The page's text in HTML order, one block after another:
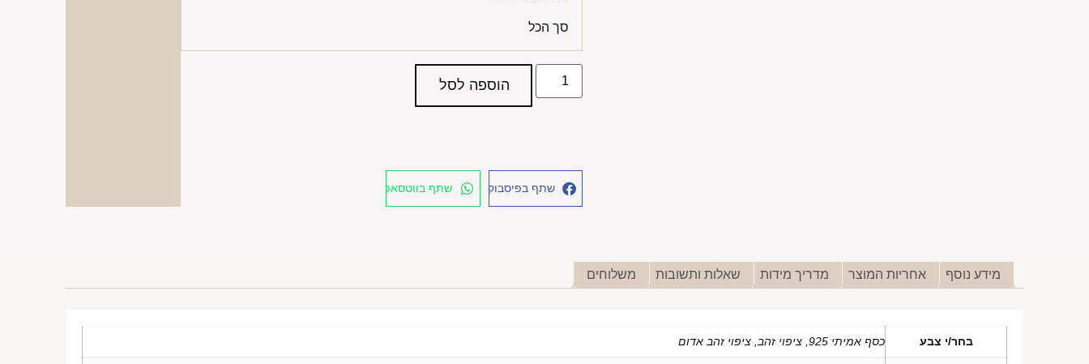
סך הכל
הוספה לסל
שתף בפיסבוק שתף בווטסאפ
מידע נוסף אחריות המוצר מדריך מידות שאלות ותשובות משלוחים
בחר/י צבע כסף אמיתי 925, ציפוי זהב, ציפוי זהב אדום